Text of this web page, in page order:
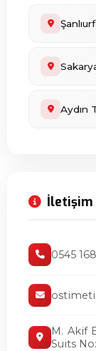
Aydın
İletişim
0545
M. Akif
Suits